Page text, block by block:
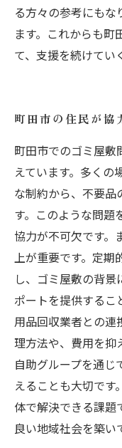
る方々の参考にもな
ます。これからも
て、支援を続けてい
町田市の住民が協
町田市でのゴミ屋
えています。多くの
な制約から、不要品
す。このような問題
協力が不可欠です。
上が重要です。定期
し、ゴミ屋敷の背
ポートを提供するこ
用品回収業者との連
理方法や、費用を抑
自助グループを通じ
えることも大切です
体で解決できる課題
良い地域社会を築い